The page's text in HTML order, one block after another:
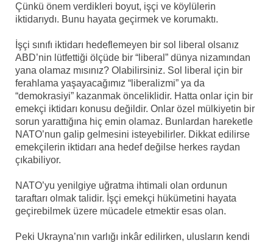
Çünkü önem verdikleri boyut, işçi ve köylülerin
iktidarıydı. Bunu hayata geçirmek ve korumaktı.
İşçi sınıfı iktidarı hedeflemeyen bir sol liberal olsanız
ABD’nin lütfettiği ölçüde bir “liberal” dünya nizamından
yana olamaz mısınız? Olabilirsiniz. Sol liberal için bir
ferahlama yaşayacağımız “liberalizmi” ya da
“demokrasiyi” kazanmak önceliklidir. Hatta onlar için bir
emekçi iktidarı konusu değildir. Onlar özel mülkiyetin bir
sorun yarattığına hiç emin olamaz. Bunlardan hareketle
NATO’nun galip gelmesini isteyebilirler. Dikkat edilirse
emekçilerin iktidarı ana hedef değilse herkes raydan
çıkabiliyor.
NATO’yu yenilgiye uğratma ihtimali olan ordunun
taraftarı olmak talidir. İşçi emekçi hükümetini hayata
geçirebilmek üzere mücadele etmektir esas olan.
Peki Ukrayna’nın varlığı inkâr edilirken, ulusların kendi